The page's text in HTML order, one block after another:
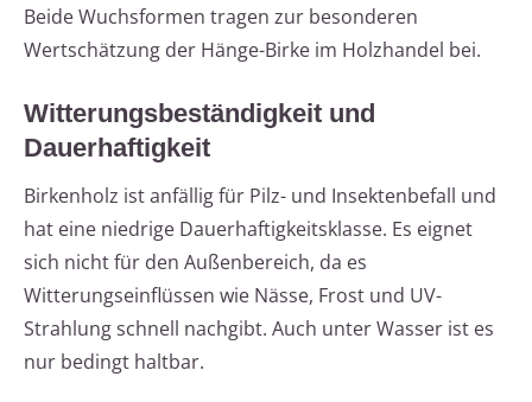
Beide Wuchsformen tragen zur besonderen
Wertschätzung der Hänge-Birke im Holzhandel bei.
Witterungsbeständigkeit und
Dauerhaftigkeit
Birkenholz ist anfällig für Pilz- und Insektenbefall und
hat eine niedrige Dauerhaftigkeitsklasse. Es eignet
sich nicht für den Außenbereich, da es
Witterungseinflüssen wie Nässe, Frost und UV-
Strahlung schnell nachgibt. Auch unter Wasser ist es
nur bedingt haltbar.